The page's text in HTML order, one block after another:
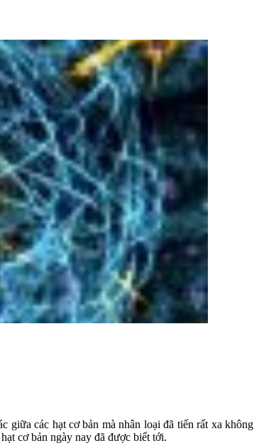
giữa các hạt cơ bản mà nhân loại đã tiến rất xa không
cơ bản ngày nay đã được biết tới.